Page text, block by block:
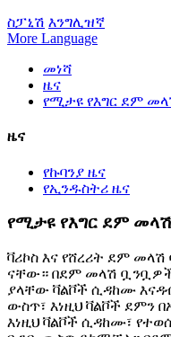
ስፓኒሽ እንግሊዝኛ
More Language
መነሻ
ዜና
የሚታዩ የእግር ደም
ዜና
የኩባንያ ዜና
የኢንዱስትሪ ዜና
የሚታዩ የእግር ደም
ቫሪኮስ እና የሸረሪት ደም
ናቸው። በደም መላሽ
ያላቸው ቫልቮች ሲዳከሙ
ውስጥ፣ እነዚህ ቫልቮች ደምን
እነዚህ ቫልቮች ሲዳከሙ፣